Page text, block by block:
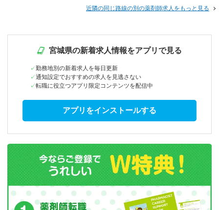
近隣の同じ路線の別の薬剤師求人をもっと見る
宮城県の新着求人情報をアプリで見る
勤務地別の新着求人を毎日更新
通知設定でおすすめの求人を見逃さない
転職に役立つアプリ限定コンテンツを配信中
アプリをインストールする